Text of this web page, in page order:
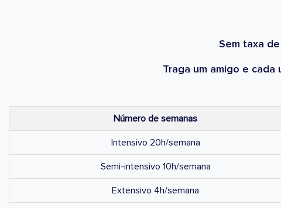
Sem taxa
Traga um amigo e cada
Número de semanas
Intensivo 20h/semana
Semi-intensivo 10h/semana
Extensivo 4h/semana